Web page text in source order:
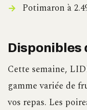
Potimaron à
Disponibles
Cette semaine,
gamme variée de
vos repas. Les